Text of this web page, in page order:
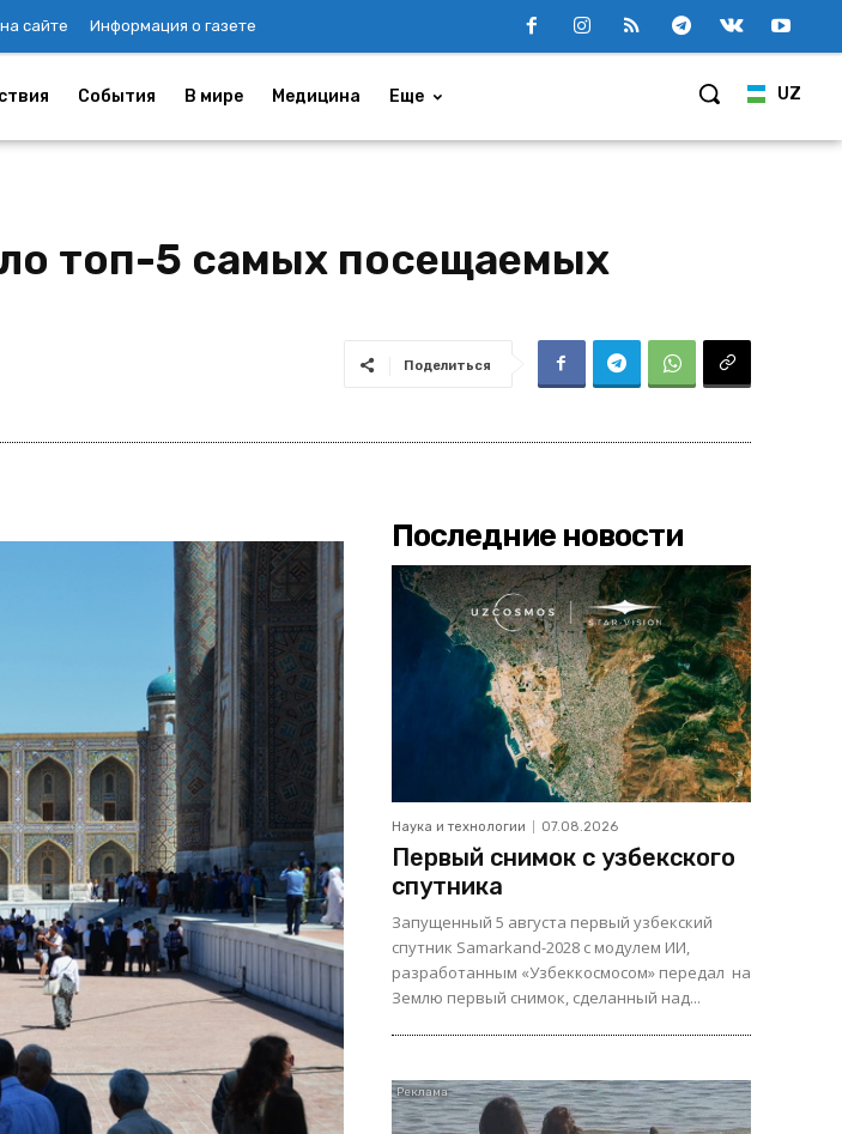
сайте Информация о газете
UZ
События В мире Медицина Еще
топ-5 самых посещаемых
Поделиться
Последние новости
Наука и технологии 07.08.2026
Первый снимок с узбекского
спутника
Запущенный 5 августа первый узбекский
спутник Samarkand-2028 с модулем ИИ,
разработанным «Узбеккосмосом» передал на
Землю первый снимок, сделанный над...